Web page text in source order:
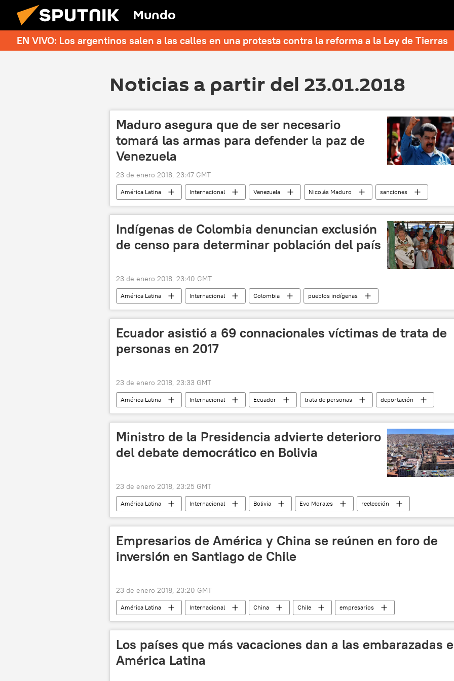
Mundo
EN VIVO: Los argentinos salen a las calles en una protesta contra la reforma a la Ley de Tierras
Noticias a partir del 23.01.2018
Maduro asegura que de ser necesario
tomará las armas para defender la paz de
Venezuela
23 de enero 2018, 23:47 GMT
América Latina Internacional Venezuela Nicolás Maduro
sanciones
elecciones
noticias
Indígenas de Colombia denuncian exclusión
de censo para determinar población del país
23 de enero 2018, 23:40 GMT
América Latina Internacional Colombia
pueblos indígenas
discriminación
noticias
Ecuador asistió a 69 connacionales víctimas de trata de
personas en 2017
23 de enero 2018, 23:33 GMT
América Latina Internacional Ecuador trata de personas
deportación
noticias
Ministro de la Presidencia advierte deterioro
del debate democrático en Bolivia
23 de enero 2018, 23:25 GMT
América Latina Internacional Bolivia Evo Morales
reelección
política
noticias
Empresarios de América y China se reúnen en foro de
inversión en Santiago de Chile
23 de enero 2018, 23:20 GMT
América Latina Internacional China Chile
empresarios
relaciones económicas
noticias
Los países que más vacaciones dan a las embarazadas
América Latina